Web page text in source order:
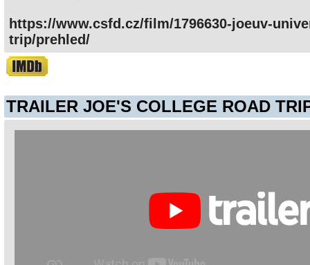
https://www.csfd.cz/film/1796630-joeuv-
trip/prehled/
TRAILER JOE'S COLLEGE ROAD